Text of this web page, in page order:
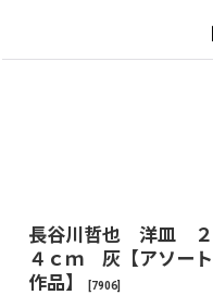
長谷川哲也 洋皿 ２
４ｃｍ 灰【アソート
作品】
[7906]